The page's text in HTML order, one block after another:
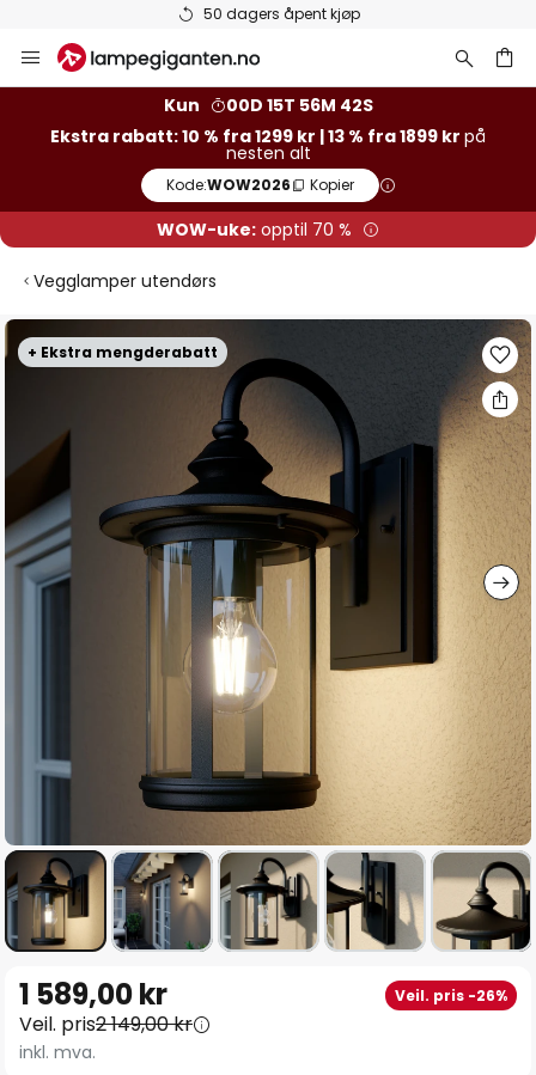
Varer på lager sendes raskt
Hopp
til
Kun
00D 15T 56M 42S
Ekstra rabatt: 10 % fra 1299 kr | 13 % fra 1899 kr på
nesten alt
Kode:WOW2026 Kopier
WOW-uke: opptil 70 %
Vegglamper utendørs
+ Ekstra mengderabatt
Gå
til
bildegalleri
begynnelsen
av
1 589,00 kr Veil. pris -26%
Veil. pris2 149,00 kr
inkl. mva.